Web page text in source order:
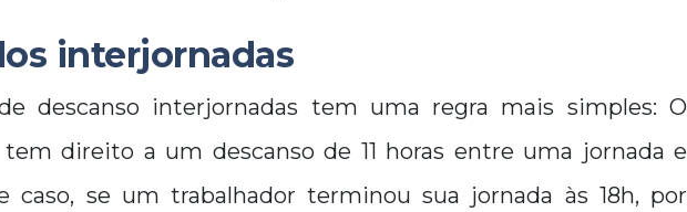
interjornadas
descanso interjornadas tem uma regra mais simples: O
direito a um descanso de 11 horas entre uma jornada e
caso, se um trabalhador terminou sua jornada às 18h, por